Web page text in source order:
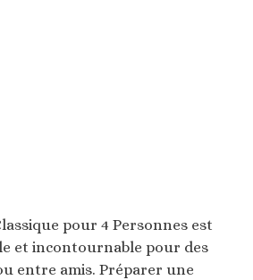
pour 4 Personnes est
et incontournable pour des
entre amis. Préparer une